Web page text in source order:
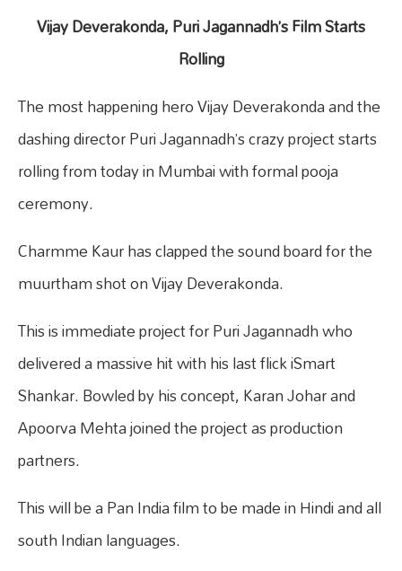
Vijay Deverakonda, Puri Jagannadh’s Film Starts
Rolling
The most happening hero Vijay Deverakonda and the
dashing director Puri Jagannadh’s crazy project starts
rolling from today in Mumbai with formal pooja
ceremony.
Charmme Kaur has clapped the sound board for the
muurtham shot on Vijay Deverakonda.
This is immediate project for Puri Jagannadh who
delivered a massive hit with his last flick iSmart
Shankar. Bowled by his concept, Karan Johar and
Apoorva Mehta joined the project as production
partners.
This will be a Pan India film to be made in Hindi and all
south Indian languages.